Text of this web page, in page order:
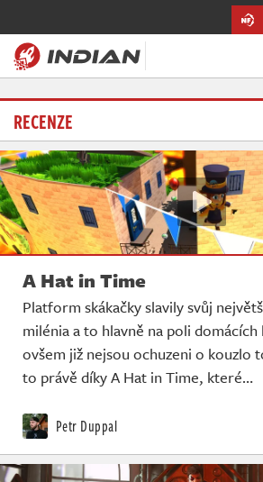
Magazín
Recenze
Videa
Soutěže
Databáze
Komunita
Redakce
Živě
RECENZE
A Hat in Time
Platform skákačky slavily svůj
milénia a to hlavně na poli
ovšem již nejsou ochuzeni o kouzlo
to právě díky A Hat in Time, které…
Petr Duppal